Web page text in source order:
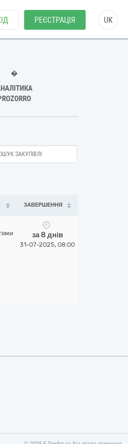
РЕЄСТРАЦІЯ UK
�
ЗАВЕРШЕННЯ
за 8 днів
31-07-2025, 08:00